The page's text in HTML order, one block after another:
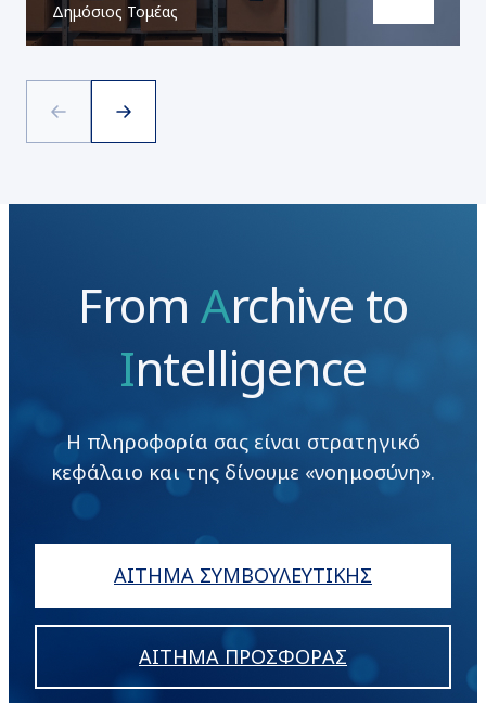
Δημόσιος Τομέας
From Archive to
Intelligence
Η πληροφορία σας είναι στρατηγικό
κεφάλαιο και της δίνουμε «νοημοσύνη».
ΑΙΤΗΜΑ ΣΥΜΒΟΥΛΕΥΤΙΚΗΣ
ΑΙΤΗΜΑ ΠΡΟΣΦΟΡΑΣ